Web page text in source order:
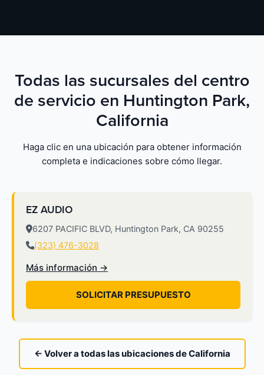
Todas las sucursales del centro
de servicio en Huntington Park,
California
Haga clic en una ubicación para obtener información
completa e indicaciones sobre cómo llegar.
EZ AUDIO
6207 PACIFIC BLVD, Huntington Park, CA 90255
(323) 476-3028
Más información →
SOLICITAR PRESUPUESTO
← Volver a todas las ubicaciones de California